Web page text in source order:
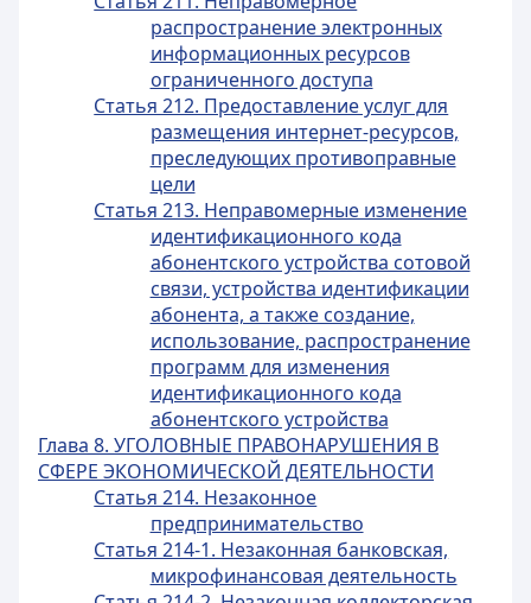
распространение электронных
информационных ресурсов
ограниченного доступа
Статья 212. Предоставление услуг для
размещения интернет-ресурсов,
преследующих противоправные
цели
Статья 213. Неправомерные изменение
идентификационного кода
абонентского устройства сотовой
связи, устройства идентификации
абонента, а также создание,
использование, распространение
программ для изменения
идентификационного кода
абонентского устройства
Глава 8. УГОЛОВНЫЕ ПРАВОНАРУШЕНИЯ В
СФЕРЕ ЭКОНОМИЧЕСКОЙ ДЕЯТЕЛЬНОСТИ
Статья 214. Незаконное
предпринимательство
Статья 214-1. Незаконная банковская,
микрофинансовая деятельность